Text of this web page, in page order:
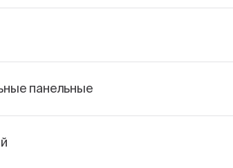
панельные